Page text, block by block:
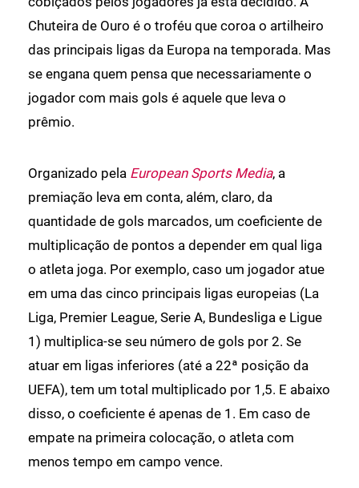
Chuteira de Ouro é o troféu que coroa o artilheiro
das principais ligas da Europa na temporada. Mas
se engana quem pensa que necessariamente o
jogador com mais gols é aquele que leva o
prêmio.
Organizado pela European Sports Media, a
premiação leva em conta, além, claro, da
quantidade de gols marcados, um coeficiente de
multiplicação de pontos a depender em qual liga
o atleta joga. Por exemplo, caso um jogador atue
em uma das cinco principais ligas europeias (La
Liga, Premier League, Serie A, Bundesliga e Ligue
1) multiplica-se seu número de gols por 2. Se
atuar em ligas inferiores (até a 22ª posição da
UEFA), tem um total multiplicado por 1,5. E abaixo
disso, o coeficiente é apenas de 1. Em caso de
empate na primeira colocação, o atleta com
menos tempo em campo vence.